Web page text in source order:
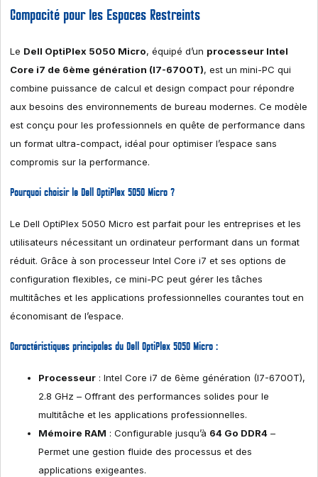
Compacité pour les Espaces Restreints
Le Dell OptiPlex 5050 Micro, équipé d’un processeur Intel
Core i7 de 6ème génération (I7-6700T), est un mini-PC qui
combine puissance de calcul et design compact pour répondre
aux besoins des environnements de bureau modernes. Ce modèle
est conçu pour les professionnels en quête de performance dans
un format ultra-compact, idéal pour optimiser l’espace sans
compromis sur la performance.
Pourquoi choisir le Dell OptiPlex 5050 Micro ?
Le Dell OptiPlex 5050 Micro est parfait pour les entreprises et les
utilisateurs nécessitant un ordinateur performant dans un format
réduit. Grâce à son processeur Intel Core i7 et ses options de
configuration flexibles, ce mini-PC peut gérer les tâches
multitâches et les applications professionnelles courantes tout en
économisant de l’espace.
Caractéristiques principales du Dell OptiPlex 5050 Micro :
Processeur : Intel Core i7 de 6ème génération (I7-6700T),
2.8 GHz – Offrant des performances solides pour le
multitâche et les applications professionnelles.
Mémoire RAM : Configurable jusqu’à 64 Go DDR4 –
Permet une gestion fluide des processus et des
applications exigeantes.